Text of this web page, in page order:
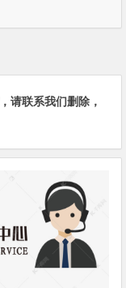
请联系我们删除，